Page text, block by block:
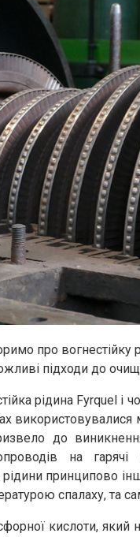
про вогнестійку
підходи до
рідина Fyrquel і
використовувалися
до
на
принципово
спалаху, та
кислоти, який